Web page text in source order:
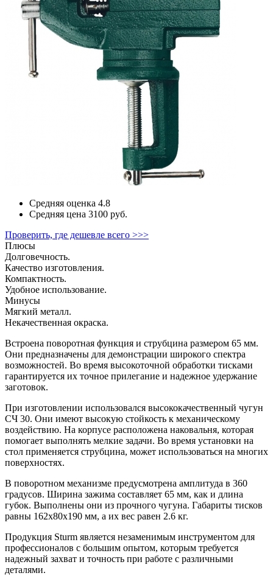
Средняя оценка 4.8
Средняя цена 3100 руб.
Проверить, где дешевле всего >>>
Плюсы
Долговечность.
Качество изготовления.
Компактность.
Удобное использование.
Минусы
Мягкий металл.
Некачественная окраска.
Встроена поворотная функция и струбцина размером 65 мм.
Они предназначены для демонстрации широкого спектра
возможностей. Во время высокоточной обработки тисками
гарантируется их точное прилегание и надежное удержание
заготовок.
При изготовлении использовался высококачественный чугун
СЧ 30. Они имеют высокую стойкость к механическому
воздействию. На корпусе расположена наковальня, которая
помогает выполнять мелкие задачи. Во время установки на
стол применяется струбцина, может использоваться на многих
поверхностях.
В поворотном механизме предусмотрена амплитуда в 360
градусов. Ширина зажима составляет 65 мм, как и длина
губок. Выполнены они из прочного чугуна. Габариты тисков
равны 162x80x190 мм, а их вес равен 2.6 кг.
Продукция Sturm является незаменимым инструментом для
профессионалов с большим опытом, которым требуется
надежный захват и точность при работе с различными
деталями.